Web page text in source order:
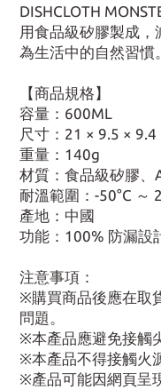
DISHCLOTH
用食品級矽膠製成
為生活中的自然習慣。
【商品規格】
容量：600ML
尺寸：21 × 9.5 × 9.4
重量：140g
材質：食品級矽膠、
耐溫範圍：-50°C ～
產地：中國
功能：100% 防漏設
注意事項：
※購買商品後應在取
問題。
※本產品應避免接觸
※本產品不得接觸火
※產品可能因網頁呈